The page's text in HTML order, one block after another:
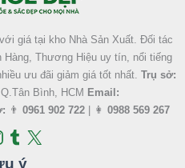
giá tại kho Nhà Sản Xuất. Đối tác
Thương Hiệu uy tín, nổi tiếng
ưu đãi giảm giá tốt nhất. Trụ sở:
Bình, HCM Email:
👨 0961 902 722| 👩 0988 569 267
ý